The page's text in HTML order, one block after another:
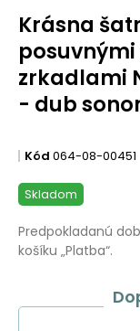
Krásna
zrkadlami
- dub
Kód 064-08-00451
Skladom
Predpokladanú
košíku „Platba“.